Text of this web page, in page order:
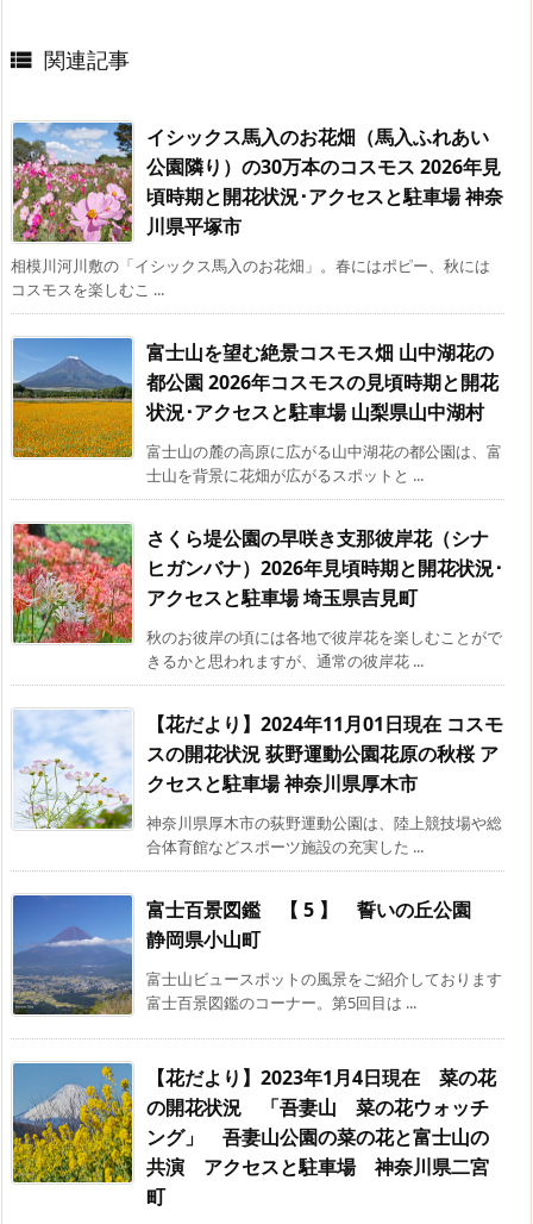
 関連記事
イシックス馬入のお花畑（馬入ふれあい
公園隣り）の30万本のコスモス 2026年見
頃時期と開花状況･アクセスと駐車場 神奈
川県平塚市
相模川河川敷の「イシックス馬入のお花畑」。春にはポピー、秋には
コスモスを楽しむこ ...
富士山を望む絶景コスモス畑 山中湖花の
都公園 2026年コスモスの見頃時期と開花
状況･アクセスと駐車場 山梨県山中湖村
富士山の麓の高原に広がる山中湖花の都公園は、富
士山を背景に花畑が広がるスポットと ...
さくら堤公園の早咲き支那彼岸花（シナ
ヒガンバナ）2026年見頃時期と開花状況･
アクセスと駐車場 埼玉県吉見町
秋のお彼岸の頃には各地で彼岸花を楽しむことがで
きるかと思われますが、通常の彼岸花 ...
【花だより】2024年11月01日現在 コスモ
スの開花状況 荻野運動公園花原の秋桜 ア
クセスと駐車場 神奈川県厚木市
神奈川県厚木市の荻野運動公園は、陸上競技場や総
合体育館などスポーツ施設の充実した ...
富士百景図鑑 【 5 】 誓いの丘公園
静岡県小山町
富士山ビュースポットの風景をご紹介しております
富士百景図鑑のコーナー。第5回目は ...
【花だより】2023年1月4日現在 菜の花
の開花状況 「吾妻山 菜の花ウォッチ
ング」 吾妻山公園の菜の花と富士山の
共演 アクセスと駐車場 神奈川県二宮
町